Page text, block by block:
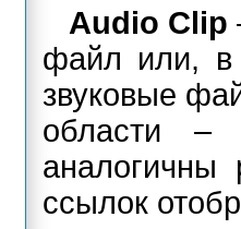
Audio Clip
файл или, в
звуковые
области
аналогичны
ссылок